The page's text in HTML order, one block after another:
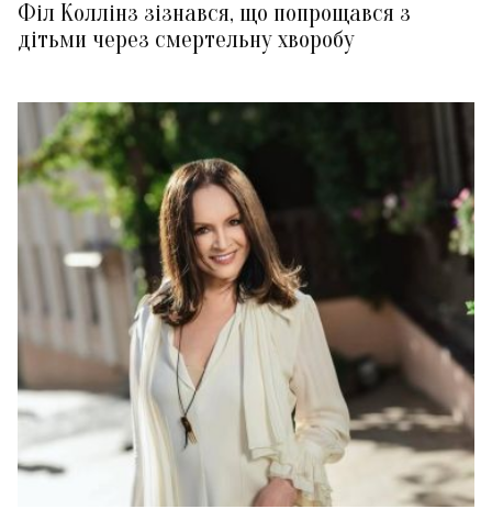
Філ Коллінз зізнався, що попрощався з
дітьми через смертельну хворобу